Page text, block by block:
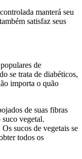
manterá seu
satisfaz seus
de
se trata de diabéticos,
importa o quão
de suas fibras
vegetal.
sucos de vegetais se
todos os